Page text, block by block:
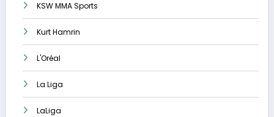
KSW MMA Sports
Kurt Hamrin
L'Oréal
La Liga
LaLiga